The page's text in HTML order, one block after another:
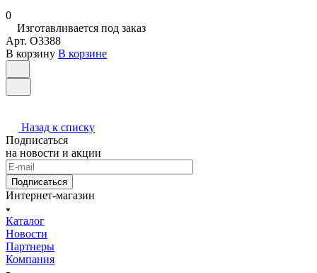
0
Изготавливается под заказ
Арт. O3388
В корзину В корзине
Назад к списку
Подписаться
на новости и акции
Подписаться
Интернет-магазин
Каталог
Новости
Партнеры
Компания